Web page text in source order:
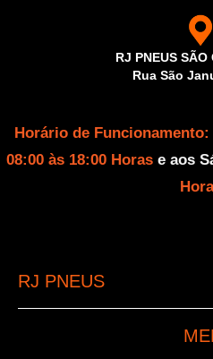
RJ PNEUS SÃO
Rua São
Horário de Funcionamento:
08:00 às 18:00 Horas e aos
RJ PNEUS